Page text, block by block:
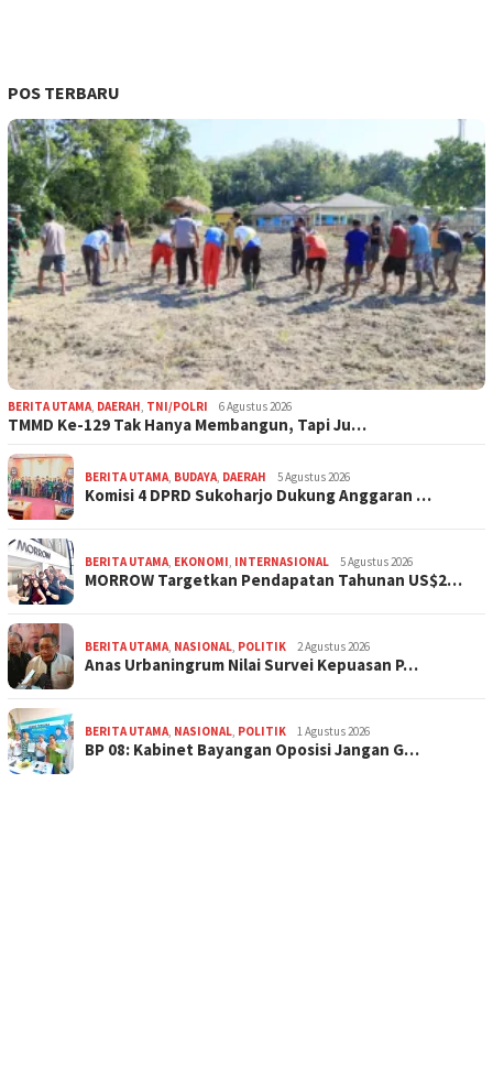
POS TERBARU
BERITA UTAMA, DAERAH, TNI/POLRI 6 Agustus 2026
TMMD Ke-129 Tak Hanya Membangun, Tapi Ju…
BERITA UTAMA, BUDAYA, DAERAH 5 Agustus 2026
Komisi 4 DPRD Sukoharjo Dukung Anggaran …
BERITA UTAMA, EKONOMI, INTERNASIONAL 5 Agustus 2026
MORROW Targetkan Pendapatan Tahunan US$2…
BERITA UTAMA, NASIONAL, POLITIK 2 Agustus 2026
Anas Urbaningrum Nilai Survei Kepuasan P…
BERITA UTAMA, NASIONAL, POLITIK 1 Agustus 2026
BP 08: Kabinet Bayangan Oposisi Jangan G…